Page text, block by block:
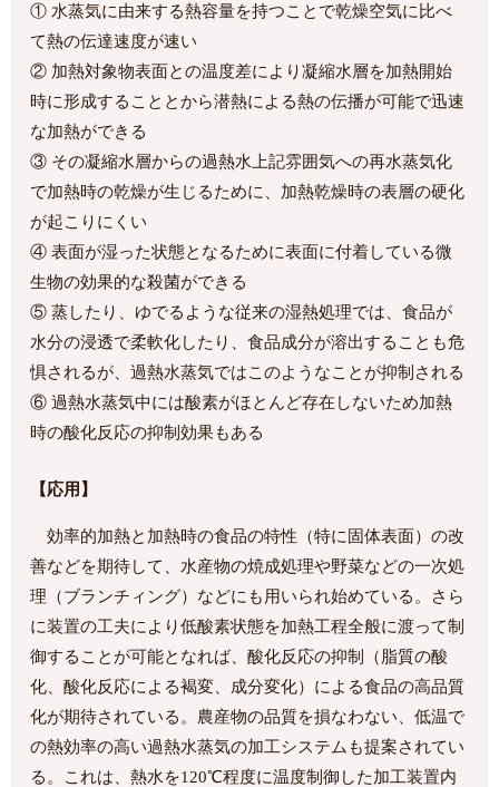
① 水蒸気に由来する熱容量を持つことで乾燥空気に比べ
て熱の伝達速度が速い
② 加熱対象物表面との温度差により凝縮水層を加熱開始
時に形成することとから潜熱による熱の伝播が可能で迅速
な加熱ができる
③ その凝縮水層からの過熱水上記雰囲気への再水蒸気化
で加熱時の乾燥が生じるために、加熱乾燥時の表層の硬化
が起こりにくい
④ 表面が湿った状態となるために表面に付着している微
生物の効果的な殺菌ができる
⑤ 蒸したり、ゆでるような従来の湿熱処理では、食品が
水分の浸透で柔軟化したり、食品成分が溶出することも危
惧されるが、過熱水蒸気ではこのようなことが抑制される
⑥ 過熱水蒸気中には酸素がほとんど存在しないため加熱
時の酸化反応の抑制効果もある
【応用】
効率的加熱と加熱時の食品の特性（特に固体表面）の改
善などを期待して、水産物の焼成処理や野菜などの一次処
理（ブランチィング）などにも用いられ始めている。さら
に装置の工夫により低酸素状態を加熱工程全般に渡って制
御することが可能となれば、酸化反応の抑制（脂質の酸
化、酸化反応による褐変、成分変化）による食品の高品質
化が期待されている。農産物の品質を損なわない、低温で
の熱効率の高い過熱水蒸気の加工システムも提案されてい
る。これは、熱水を120℃程度に温度制御した加工装置内